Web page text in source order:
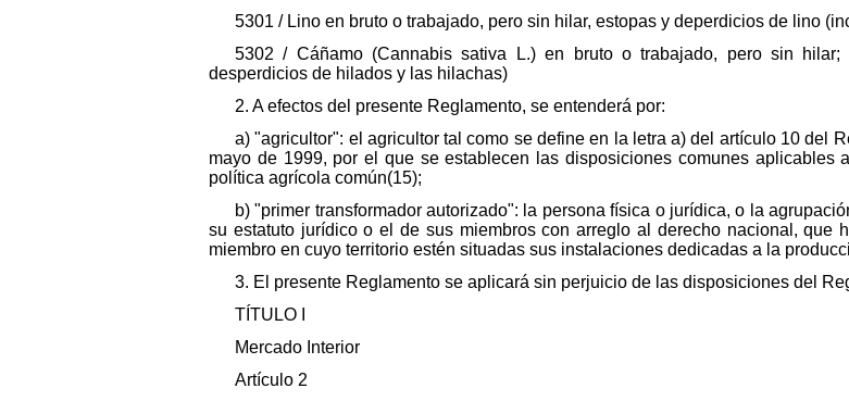
5301 / Lino en bruto o trabajado, pero sin hilar, estopas y deperdicios de lino
5302 / Cáñamo (Cannabis sativa L.) en bruto o trabajado, pero sin
desperdicios de hilados y las hilachas)
2. A efectos del presente Reglamento, se entenderá por:
a) "agricultor": el agricultor tal como se define en la letra a) del artículo 10 del
mayo de 1999, por el que se establecen las disposiciones comunes
política agrícola común(15);
b) "primer transformador autorizado": la persona física o jurídica, o la
su estatuto jurídico o el de sus miembros con arreglo al derecho nacional, que
miembro en cuyo territorio estén situadas sus instalaciones dedicadas a la
3. El presente Reglamento se aplicará sin perjuicio de las disposiciones del
TÍTULO I
Mercado Interior
Artículo 2